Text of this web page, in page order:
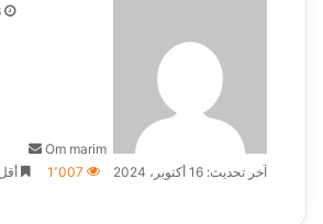
Om marim
أرسل
آخر تحديث: 16 أكتوبر، 2024 1٬007